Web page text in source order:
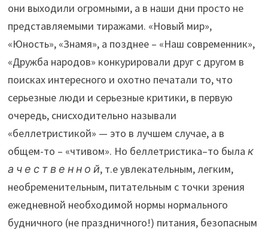
они выходили огромными, а в наши дни просто не
представляемыми тиражами. «Новый мир»,
«Юность», «Знамя», а позднее – «Наш современник»,
«Дружба народов» конкурировали друг с другом в
поисках интересного и охотно печатали то, что
серьезные люди и серьезные критики, в первую
очередь, снисходительно называли
«беллетристикой» — это в лучшем случае, а в
общем-то – «чтивом». Но беллетристика–то была к
а ч е с т в е н н о й, т.е увлекательным, легким,
необременительным, питательным с точки зрения
ежедневной необходимой нормы нормального
будничного (не праздничного!) питания, безопасным